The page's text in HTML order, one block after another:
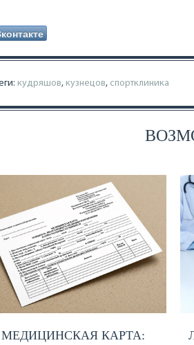
кудряшов, кузнецов, спортклиника
МЕДИЦИНСКАЯ КАРТА: